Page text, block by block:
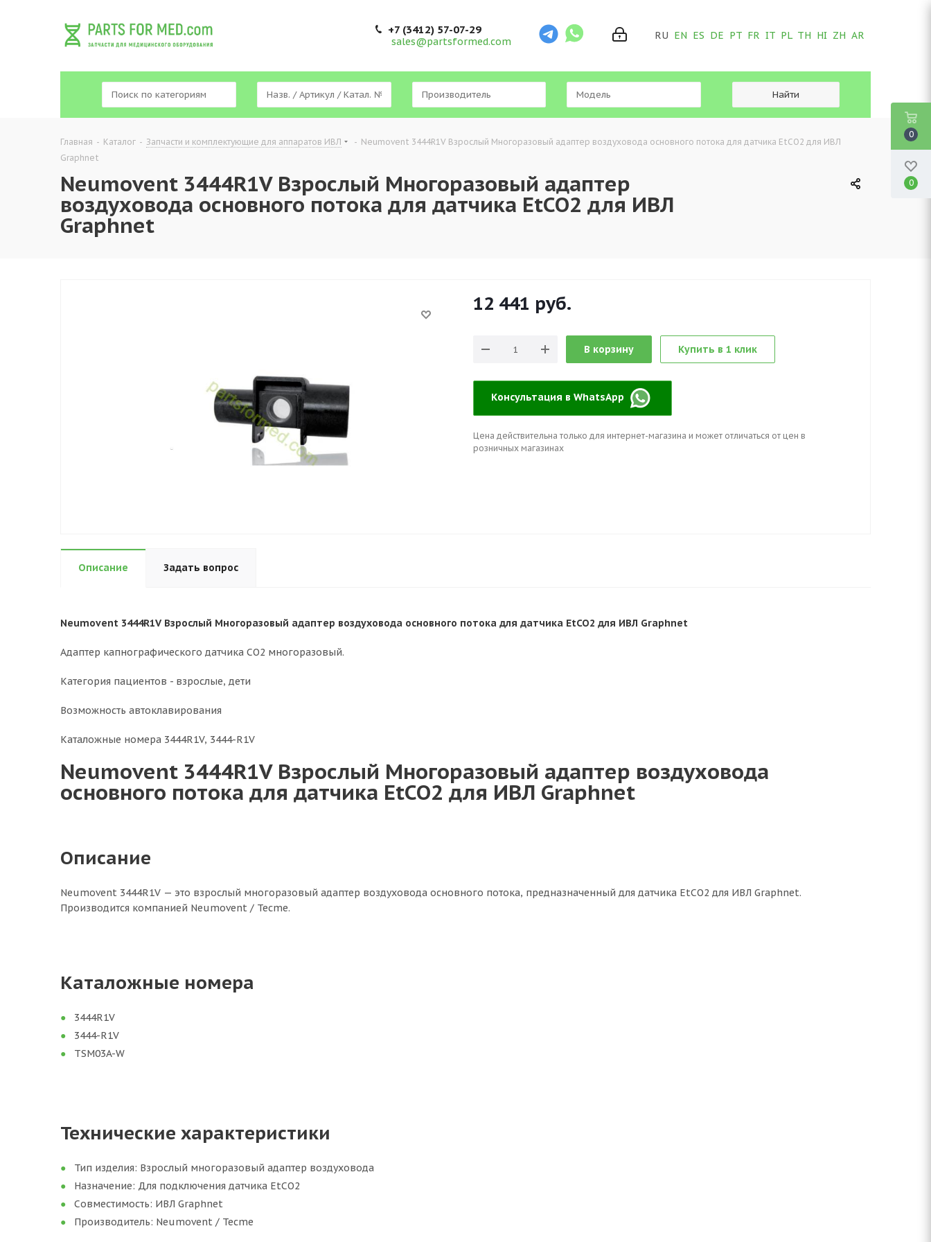
RU EN ES DE PT FR IT PL TH HI ZH AR
+7 (3412) 57-07-29
sales@partsformed.com
Главная - Каталог - Запчасти и комплектующие для аппаратов ИВЛ - Neumovent 3444R1V Взрослый Многоразовый адаптер воздуховода основного потока для датчика EtCO2 для ИВЛ
Graphnet
Neumovent 3444R1V Взрослый Многоразовый адаптер
воздуховода основного потока для датчика EtCO2 для ИВЛ
Graphnet
12 441 руб.
В корзину Купить в 1 клик
Консультация в WhatsApp
Цена действительна только для интернет-магазина и может отличаться от цен в
розничных магазинах
Описание Задать вопрос
Neumovent 3444R1V Взрослый Многоразовый адаптер воздуховода основного потока для датчика EtCO2 для ИВЛ Graphnet
Адаптер капнографического датчика CO2 многоразовый.
Категория пациентов - взрослые, дети
Возможность автоклавирования
Каталожные номера 3444R1V, 3444-R1V
Neumovent 3444R1V Взрослый Многоразовый адаптер воздуховода
основного потока для датчика EtCO2 для ИВЛ Graphnet
Описание
Neumovent 3444R1V — это взрослый многоразовый адаптер воздуховода основного потока, предназначенный для датчика EtCO2 для ИВЛ Graphnet.
Производится компанией Neumovent / Tecme.
Каталожные номера
3444R1V
3444-R1V
TSM03A-W
Технические характеристики
Тип изделия: Взрослый многоразовый адаптер воздуховода
Назначение: Для подключения датчика EtCO2
Совместимость: ИВЛ Graphnet
Производитель: Neumovent / Tecme
0
0